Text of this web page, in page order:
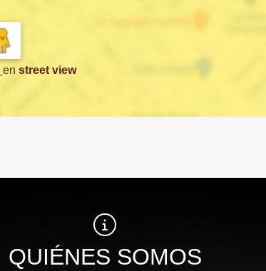
en street view
QUIÉNES SOMOS